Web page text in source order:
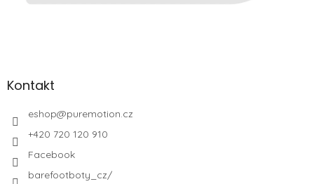
Kontakt
eshop@puremotion.cz
+420 720 120 910
Facebook
barefootboty_cz/